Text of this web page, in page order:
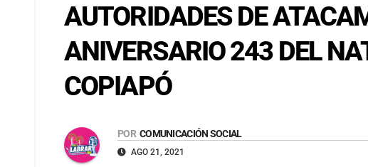
AUTORIDADES DE
ANIVERSARIO 243 DEL
COPIAPÓ
POR COMUNICACIÓN SOCIAL
AGO 21, 2021